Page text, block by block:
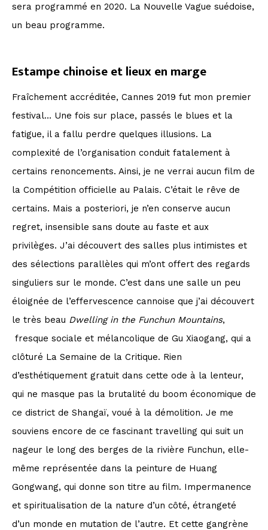
sera programmé en 2020. La Nouvelle Vague suédoise,
un beau programme.
Estampe chinoise et lieux en marge
Fraîchement accréditée, Cannes 2019 fut mon premier
festival… Une fois sur place, passés le blues et la
fatigue, il a fallu perdre quelques illusions. La
complexité de l’organisation conduit fatalement à
certains renoncements. Ainsi, je ne verrai aucun film de
la Compétition officielle au Palais. C’était le rêve de
certains. Mais a posteriori, je n’en conserve aucun
regret, insensible sans doute au faste et aux
privilèges. J’ai découvert des salles plus intimistes et
des sélections parallèles qui m’ont offert des regards
singuliers sur le monde. C’est dans une salle un peu
éloignée de l’effervescence cannoise que j’ai découvert
le très beau Dwelling in the Funchun Mountains,
fresque sociale et mélancolique de Gu Xiaogang, qui a
clôturé La Semaine de la Critique. Rien
d’esthétiquement gratuit dans cette ode à la lenteur,
qui ne masque pas la brutalité du boom économique de
ce district de Shangaï, voué à la démolition. Je me
souviens encore de ce fascinant travelling qui suit un
nageur le long des berges de la rivière Funchun, elle-
même représentée dans la peinture de Huang
Gongwang, qui donne son titre au film. Impermanence
et spiritualisation de la nature d’un côté, étrangeté
d’un monde en mutation de l’autre. Et cette gangrène